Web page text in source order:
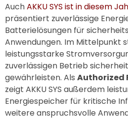
AuchAKKU SYS ist in diesem
präsentiert zuverlässige
Batterielösungen für
Anwendungen. Im Mittelpunkt
leistungsstarke
zuverlässigen Betrieb
gewährleisten. Als Authorized
zeigt AKKU SYS außerdem
Energiespeicher für kritische
weitere anspruchsvolle